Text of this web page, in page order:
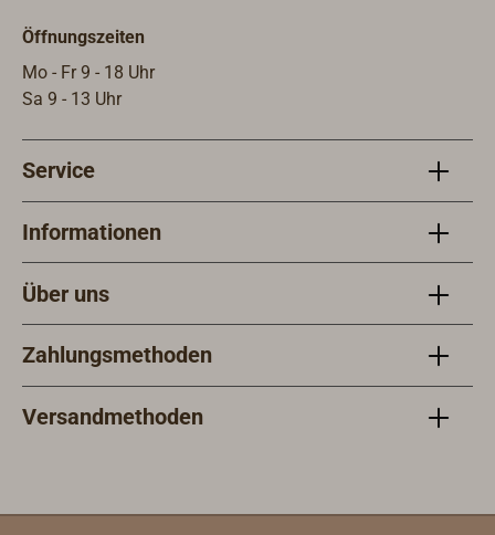
Öffnungszeiten
Mo - Fr 9 - 18 Uhr
Sa 9 - 13 Uhr
Service
Informationen
Über uns
Zahlungsmethoden
Versandmethoden